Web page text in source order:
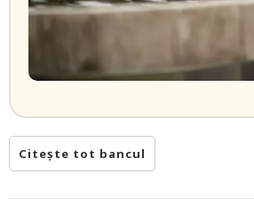
Citește tot bancul